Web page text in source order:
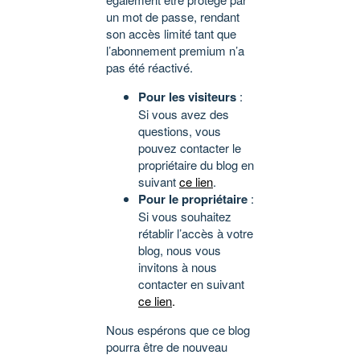
un mot de passe, rendant
son accès limité tant que
l’abonnement premium n’a
pas été réactivé.
Pour les visiteurs :
Si vous avez des
questions, vous
pouvez contacter le
propriétaire du blog en
suivantce lien.
Pour le propriétaire :
Si vous souhaitez
rétablir l’accès à votre
blog, nous vous
invitons à nous
contacter en suivant
ce lien.
Nous espérons que ce blog
pourra être de nouveau